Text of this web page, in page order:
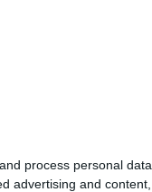
process personal data,
advertising and content,